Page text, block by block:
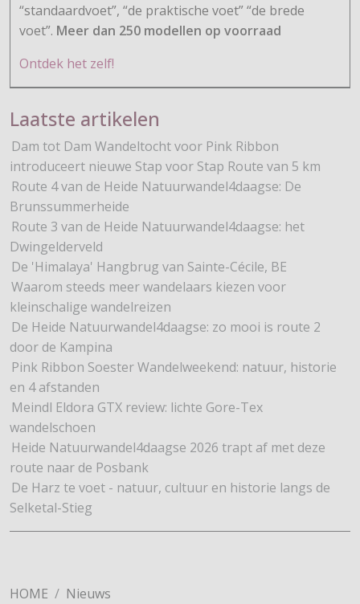
“standaardvoet”, “de praktische voet” “de brede
voet”. Meer dan 250 modellen op voorraad
Ontdek het zelf!
Laatste artikelen
Dam tot Dam Wandeltocht voor Pink Ribbon
introduceert nieuwe Stap voor Stap Route van 5 km
Route 4 van de Heide Natuurwandel4daagse: De
Brunssummerheide
Route 3 van de Heide Natuurwandel4daagse: het
Dwingelderveld
De 'Himalaya' Hangbrug van Sainte-Cécile, BE
Waarom steeds meer wandelaars kiezen voor
kleinschalige wandelreizen
De Heide Natuurwandel4daagse: zo mooi is route 2
door de Kampina
Pink Ribbon Soester Wandelweekend: natuur, historie
en 4 afstanden
Meindl Eldora GTX review: lichte Gore-Tex
wandelschoen
Heide Natuurwandel4daagse 2026 trapt af met deze
route naar de Posbank
De Harz te voet - natuur, cultuur en historie langs de
Selketal-Stieg
HOME
Nieuws